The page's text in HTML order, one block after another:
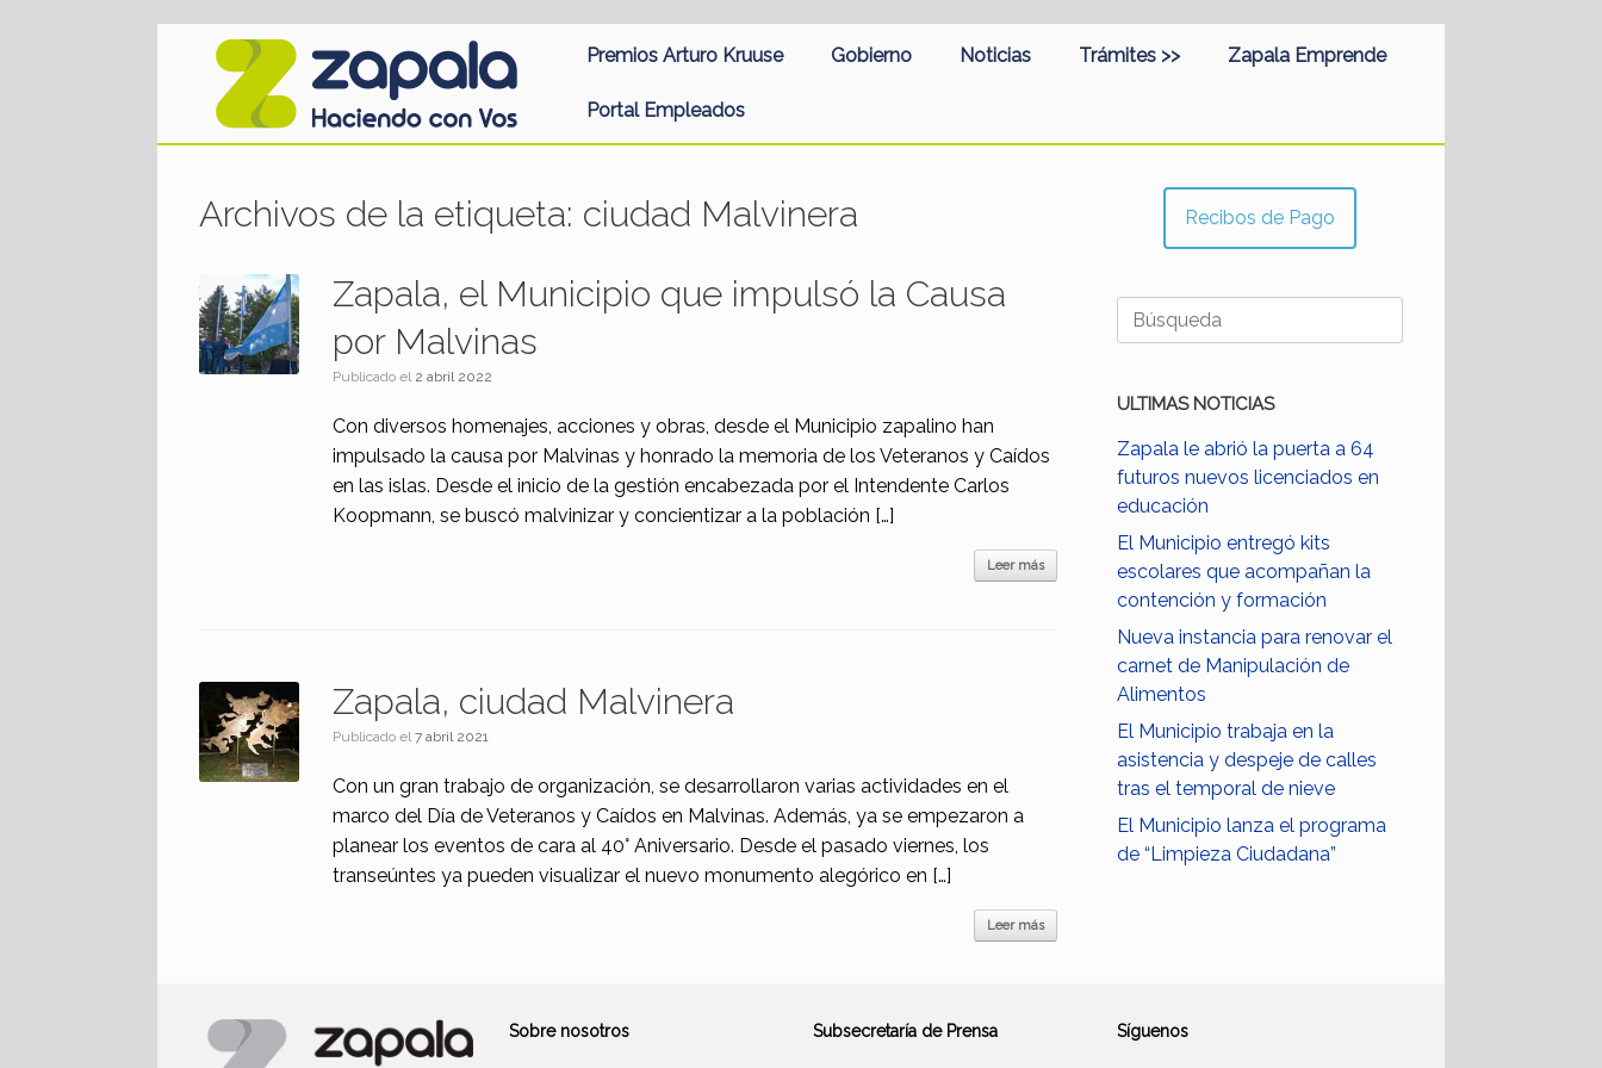
Premios Arturo Kruuse Gobierno Noticias Trámites >> Zapala Emprende
Portal Empleados
Archivos de la etiqueta: ciudad Malvinera
Zapala, el Municipio que impulsó la Causa
por Malvinas
Publicado el 2 abril 2022
Con diversos homenajes, acciones y obras, desde el Municipio zapalino han
impulsado la causa por Malvinas y honrado la memoria de los Veteranos y Caídos
en las islas. Desde el inicio de la gestión encabezada por el Intendente Carlos
Koopmann, se buscó malvinizar y concientizar a la población […]
Leer más
Zapala, ciudad Malvinera
Publicado el7 abril 2021
Con un gran trabajo de organización, se desarrollaron varias actividades en el
marco del Día de Veteranos y Caídos en Malvinas. Además, ya se empezaron a
planear los eventos de cara al 40° Aniversario. Desde el pasado viernes, los
transeúntes ya pueden visualizar el nuevo monumento alegórico en […]
Leer más
Recibos de Pago
Buscar:
ULTIMAS NOTICIAS
Zapala le abrió la puerta a 64
futuros nuevos licenciados en
educación
El Municipio entregó kits
escolares que acompañan la
contención y formación
Nueva instancia para renovar el
carnet de Manipulación de
Alimentos
El Municipio trabaja en la
asistencia y despeje de calles
tras el temporal de nieve
El Municipio lanza el programa
de “Limpieza Ciudadana”
Sobre nosotros Subsecretaría de Prensa Síguenos